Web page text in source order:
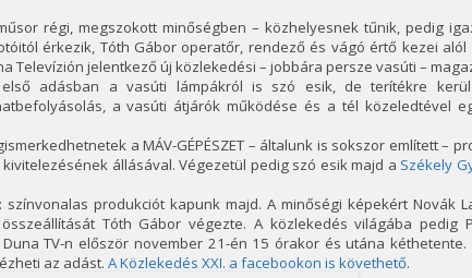
régi, megszokott minőségben – közhelyesnek tűnik, pedig
érkezik, Tóth Gábor operatőr, rendező és vágó értő kezei alól
Televízión jelentkező új közlekedési – jobbára persze vasúti –
adásban a vasúti lámpákról is szó esik, de terítékre
a vasúti átjárók működése és a tél közeledtével
a MÁV-GÉPÉSZET – általunk is sokszor említett –
állásával. Végezetül pedig szó esik majd a Székely
produkciót kapunk majd. A minőségi képekért Novák
Tóth Gábor végezte. A közlekedés világába pedig
TV-n először november 21-én 15 órakor és utána kéthetente.
az adást. A Közlekedés XXI. a facebookon is követhető.